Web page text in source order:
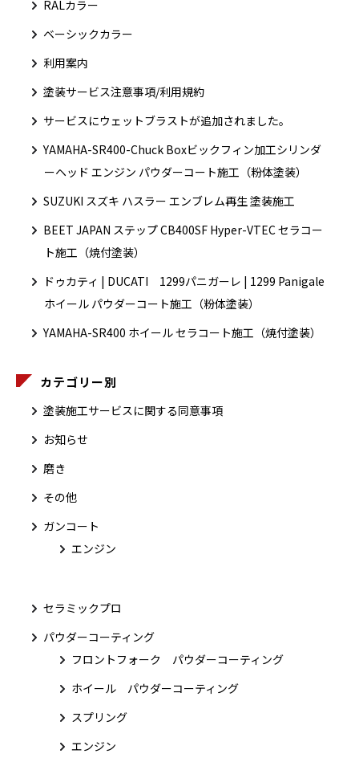
RALカラー
ベーシックカラー
利用案内
塗装サービス注意事項/利用規約
サービスにウェットブラストが追加されました。
YAMAHA-SR400-Chuck Boxビックフィン加工シリンダ
ーヘッド エンジン パウダーコート施工（粉体塗装）
SUZUKI スズキ ハスラー エンブレム再生 塗装施工
BEET JAPAN ステップ CB400SF Hyper-VTEC セラコー
ト施工（焼付塗装）
ドゥカティ | DUCATI 1299パニガーレ | 1299 Panigale
ホイール パウダーコート施工（粉体塗装）
YAMAHA-SR400 ホイール セラコート施工（焼付塗装）
カテゴリー別
塗装施工サービスに関する同意事項
お知らせ
磨き
その他
ガンコート
エンジン
セラミックプロ
パウダーコーティング
フロントフォーク パウダーコーティング
ホイール パウダーコーティング
スプリング
エンジン